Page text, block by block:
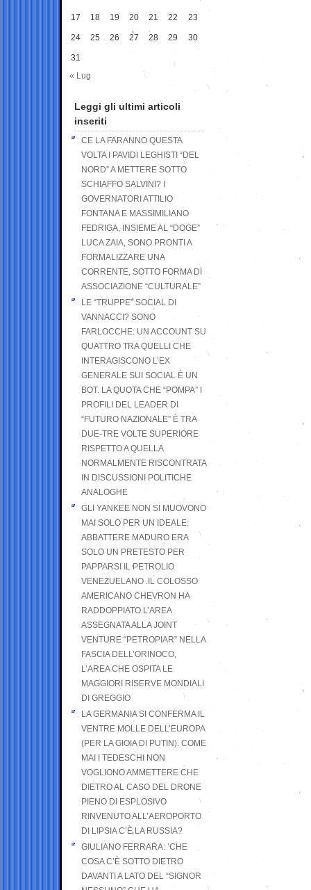
17 18 19 20 21 22 23
24 25 26 27 28 29 30
31
« Lug
Leggi gli ultimi articoli
inseriti
CE LA FARANNO QUESTA
VOLTA I PAVIDI LEGHISTI “DEL
NORD” A METTERE SOTTO
SCHIAFFO SALVINI? I
GOVERNATORI ATTILIO
FONTANA E MASSIMILIANO
FEDRIGA, INSIEME AL “DOGE”
LUCA ZAIA, SONO PRONTI A
FORMALIZZARE UNA
CORRENTE, SOTTO FORMA DI
ASSOCIAZIONE “CULTURALE”
LE “TRUPPE” SOCIAL DI
VANNACCI? SONO
FARLOCCHE: UN ACCOUNT SU
QUATTRO TRA QUELLI CHE
INTERAGISCONO L’EX
GENERALE SUI SOCIAL È UN
BOT. LA QUOTA CHE “POMPA” I
PROFILI DEL LEADER DI
“FUTURO NAZIONALE” È TRA
DUE-TRE VOLTE SUPERIORE
RISPETTO A QUELLA
NORMALMENTE RISCONTRATA
IN DISCUSSIONI POLITICHE
ANALOGHE
GLI YANKEE NON SI MUOVONO
MAI SOLO PER UN IDEALE:
ABBATTERE MADURO ERA
SOLO UN PRETESTO PER
PAPPARSI IL PETROLIO
VENEZUELANO .IL COLOSSO
AMERICANO CHEVRON HA
RADDOPPIATO L’AREA
ASSEGNATA ALLA JOINT
VENTURE “PETROPIAR” NELLA
FASCIA DELL’ORINOCO,
L’AREA CHE OSPITA LE
MAGGIORI RISERVE MONDIALI
DI GREGGIO
LA GERMANIA SI CONFERMA IL
VENTRE MOLLE DELL’EUROPA
(PER LA GIOIA DI PUTIN). COME
MAI I TEDESCHI NON
VOGLIONO AMMETTERE CHE
DIETRO AL CASO DEL DRONE
PIENO DI ESPLOSIVO
RINVENUTO ALL’AEROPORTO
DI LIPSIA C’È LA RUSSIA?
GIULIANO FERRARA: ’CHE
COSA C’È SOTTO DIETRO
DAVANTI A LATO DEL “SIGNOR